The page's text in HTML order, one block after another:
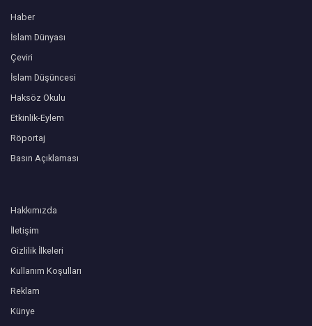
Haber
İslam Dünyası
Çeviri
İslam Düşüncesi
Haksöz Okulu
Etkinlik-Eylem
Röportaj
Basın Açıklaması
Hakkımızda
İletişim
Gizlilik İlkeleri
Kullanım Koşulları
Reklam
Künye